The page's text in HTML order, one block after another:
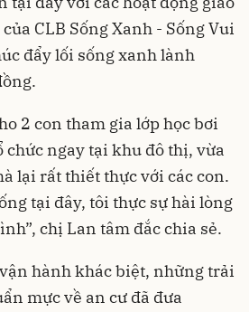
CLB Sống Xanh - Sống Vui
đẩy lối sống xanh lành
2 con tham gia lớp học bơi
chức ngay tại khu đô thị, vừa
lại rất thiết thực với các con.
tại đây, tôi thực sự hài lòng
chị Lan tâm đắc chia sẻ.
hành khác biệt, những trải
mực về an cư đã đưa